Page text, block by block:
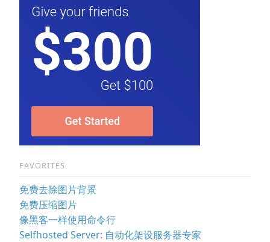
FAVORITES
免费去除图片背景
免费压缩图片
像黑客一样使用命令行
Selfhosted Server: 自动化架设服务器专家